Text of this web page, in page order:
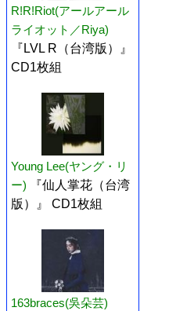
R!R!Riot(アールアール
ライオット／Riya)
『LVL R（台湾版）』
CD1枚組
Young Lee(ヤング・リ
ー)
『仙人掌花（台湾
版）』 CD1枚組
163braces(吳朵芸)